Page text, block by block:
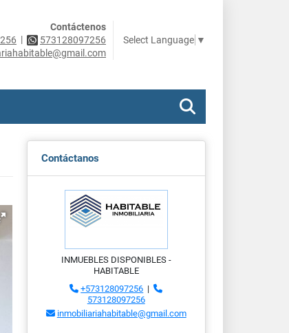
Contáctenos
|
573128097256
Select Language ▼
Contáctanos
INMUEBLES DISPONIBLES -
HABITABLE
+573128097256 |
573128097256
inmobiliariahabitable@gmail.com